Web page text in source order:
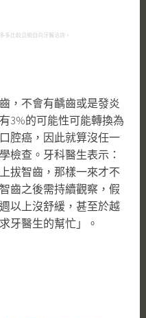
多比較且親自向牙醫洽詢。
，不會有齲齒或是發炎
3%的可能性可能轉換為
腔癌，因此就算沒任一
檢查。牙科醫生表示：
拔智齒，那樣一來才不
齒之後需持續觀察，假
以上沒舒緩，甚至於越
牙醫生的幫忙」。